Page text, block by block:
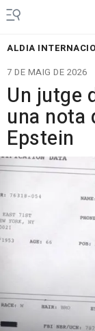
ALDIA
7 DE MAIG DE 2026
Un jutge
una nota
Epstein